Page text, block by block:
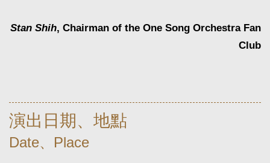
Stan Shih, Chairman of the One Song Orchestra Fan
Club
演出日期、地點
Date、Place